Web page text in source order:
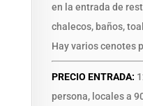
en la entrada de
chalecos, baños,
Hay varios cenotes
PRECIO ENTRADA:
persona, locales a